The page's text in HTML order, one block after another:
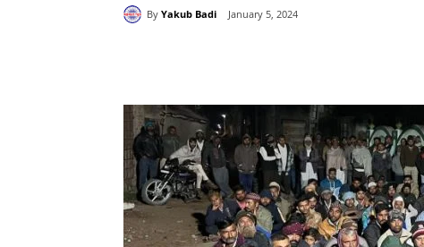
By Yakub Badi January 5, 2024